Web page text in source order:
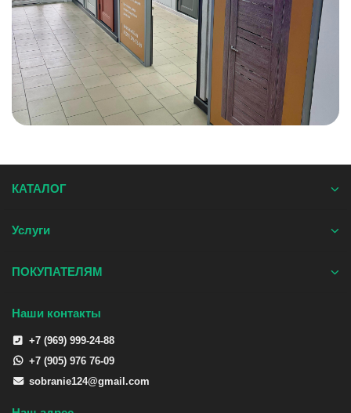
КАТАЛОГ
Услуги
ПОКУПАТЕЛЯМ
Наши контакты
+7 (969) 999-24-88
+7 (905) 976 76-09
sobranie124@gmail.com